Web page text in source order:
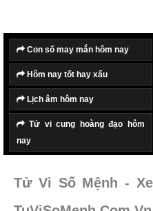
Con số may mắn hôm nay
Hôm nay tốt hay xấu
Lịch âm hôm nay
Tử vi cung hoàng đạo hôm
nay
Tử Vi Số Mệnh -